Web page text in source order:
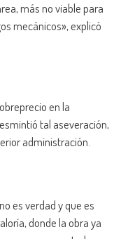
más no viable para
mecánicos», explicó
en la
tal aseveración,
administración.
es verdad y que es
donde la obra ya